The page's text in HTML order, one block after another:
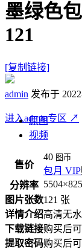
墨绿色
121
[复制链接]
admin 发布于
进入admin专区 ↗
原图
视频
售价
40 图币
包月 VIP
分辨率
图片张数121 张
详情介绍高清无
下载链接购买后
提取密码购买后